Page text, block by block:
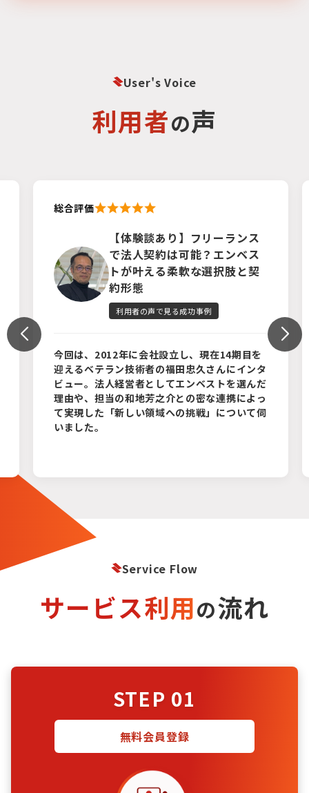
User's Voice
利用者の声
総合評価
【体験談あり】フリーランス
で法人契約は可能？エンベス
トが叶える柔軟な選択肢と契
約形態
利用者の声で見る成功事例
今回は、2012年に会社設立し、現在14期目を
迎えるベテラン技術者の福田忠久さんにインタ
ビュー。法人経営者としてエンベストを選んだ
理由や、担当の和地芳之介との密な連携によっ
て実現した「新しい領域への挑戦」について伺
いました。
Service Flow
サービス利用の流れ
STEP 01
無料会員登録